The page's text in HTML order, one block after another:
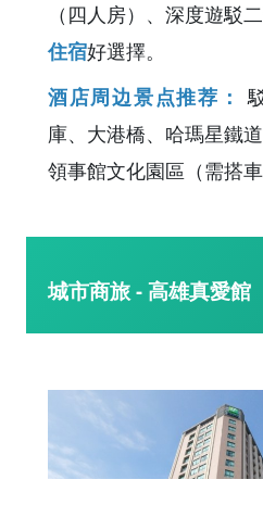
（四人房）、深度遊駁
住宿好選擇。
酒店周边景点推荐：
庫、大港橋、哈瑪星鐵
領事館文化園區（需搭車
城市商旅 - 高雄真愛館